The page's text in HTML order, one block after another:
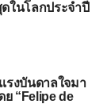
ในโลกประจำปี
รงบันดาลใจมา
“Felipe de